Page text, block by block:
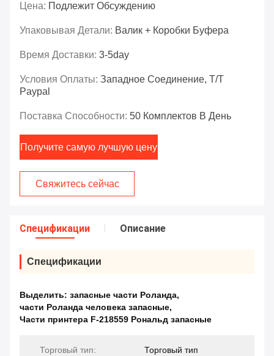
Цена: Подлежит Обсуждению
Упаковывая Детали: Валик + Коробки Буфера
Время Доставки: 3-5day
Условия Оплаты: Западное Соединение, T/T
Paypal
Поставка Способности: 50 Комплектов В День
Получите самую лучшую цену
Свяжитесь сейчас
Спецификации Описание
Спецификации
Выделить: запасные части Роланда,
части Роланда человека запасные,
Части принтера F-218559 Рональд запасные
Торговый тип: Торговый тип